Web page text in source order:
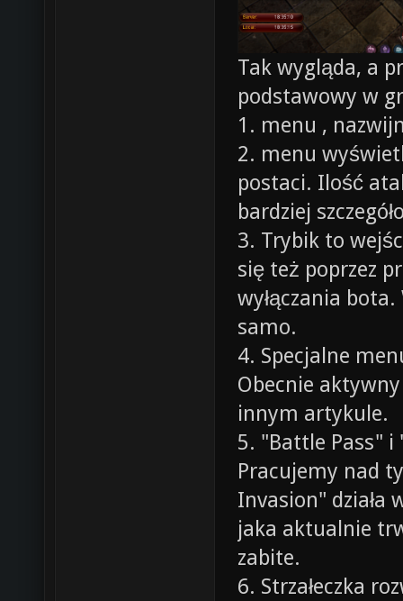
Tak wygląda, a
podstawowy w
1. menu ,
2. menu
postaci. Ilość
bardziej
3. Trybik to
się też poprzez
wyłączania
samo.
4. Specjalne
Obecnie
innym artykule.
5. "Battle Pass" i
Pracujemy nad
Invasion" działa
jaka aktualnie
zabite.
6. Strzałeczka